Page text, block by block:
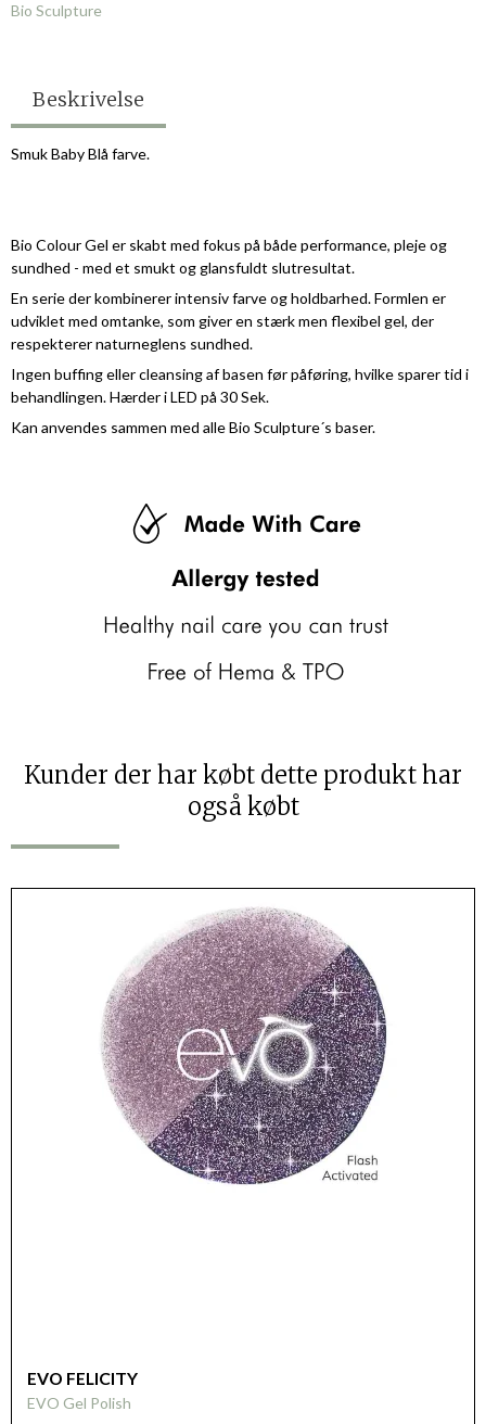
Bio Sculpture
Beskrivelse
Smuk Baby Blå farve.
Bio Colour Gel er skabt med fokus på både performance, pleje og
sundhed - med et smukt og glansfuldt slutresultat.
En serie der kombinerer intensiv farve og holdbarhed. Formlen er
udviklet med omtanke, som giver en stærk men flexibel gel, der
respekterer naturneglens sundhed.
Ingen buffing eller cleansing af basen før påføring, hvilke sparer tid i
behandlingen. Hærder i LED på 30 Sek.
Kan anvendes sammen med alle Bio Sculpture´s baser.
Kunder der har købt dette produkt har
også købt
EVO FELICITY
EVO Gel Polish